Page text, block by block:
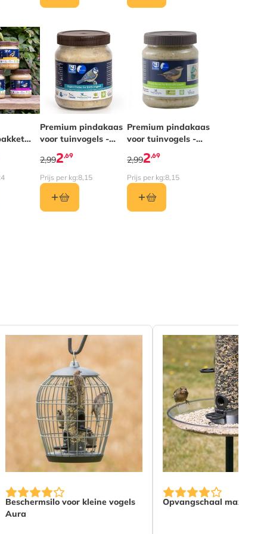
soorten
van de gekozen opties op de productpagina
Premium pindakaas
voor tuinvogels -
Original
2,69
2,99
Prijs per kg:8,15
Premium pindakaas
voor tuinvogels -
met insecten
2,69
2,99
Prijs per kg:8,15
Beschermsilo voor kleine vogels
Aura
Opvangschaal maxi